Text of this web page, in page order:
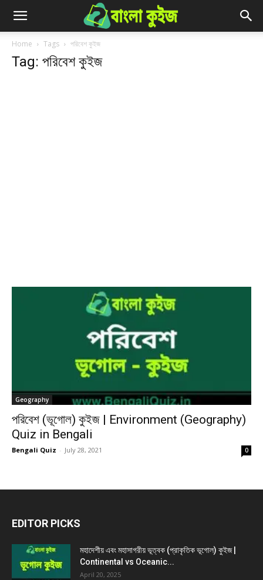
Home Tags পরিবেশ কুইজ
Tag: পরিবেশ কুইজ
Geography
পরিবেশ (ভূগোল) কুইজ | Environment (Geography)
Quiz in Bengali
Bengali Quiz - July 28, 2021 0
EDITOR PICKS
মহাদেশীয় এবং মহাসাগরীয় ভূত্বক (প্রাকৃতিক ভূগোল) কুইজ |
Continental vs Oceanic...
April 20, 2025